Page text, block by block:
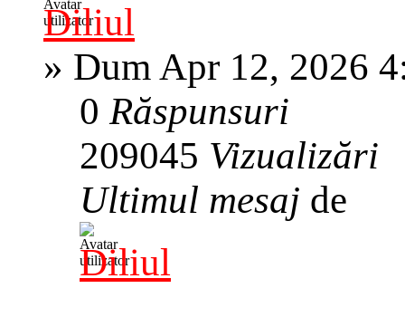
Diliul
» Dum Apr 12, 2026
0Răspunsuri
209045 Vizualizări
Ultimul mesaj de
Diliul